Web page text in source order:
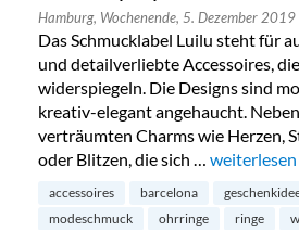
Hamburg, Wochenende, 5. Dezember 2019
Das Schmucklabel Luilu steht für
und detailverliebte Accessoires,
widerspiegeln. Die Designs sind
kreativ-elegant angehaucht.
verträumten Charms wie Herzen,
oder Blitzen, die sich … „Luilu Pop
weiterlesen
accessoires barcelona
modeschmuck
ohrringe ringe